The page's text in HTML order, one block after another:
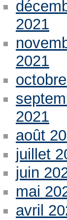
2021
2021
2021
août
juillet
juin
mai
avril